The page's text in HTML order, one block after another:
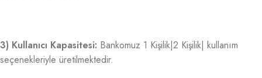
3) Kullanıcı Kapasitesi: Bankomuz 1 Kişilik|2 Kişilik| kullanım
seçenekleriyle üretilmektedir.